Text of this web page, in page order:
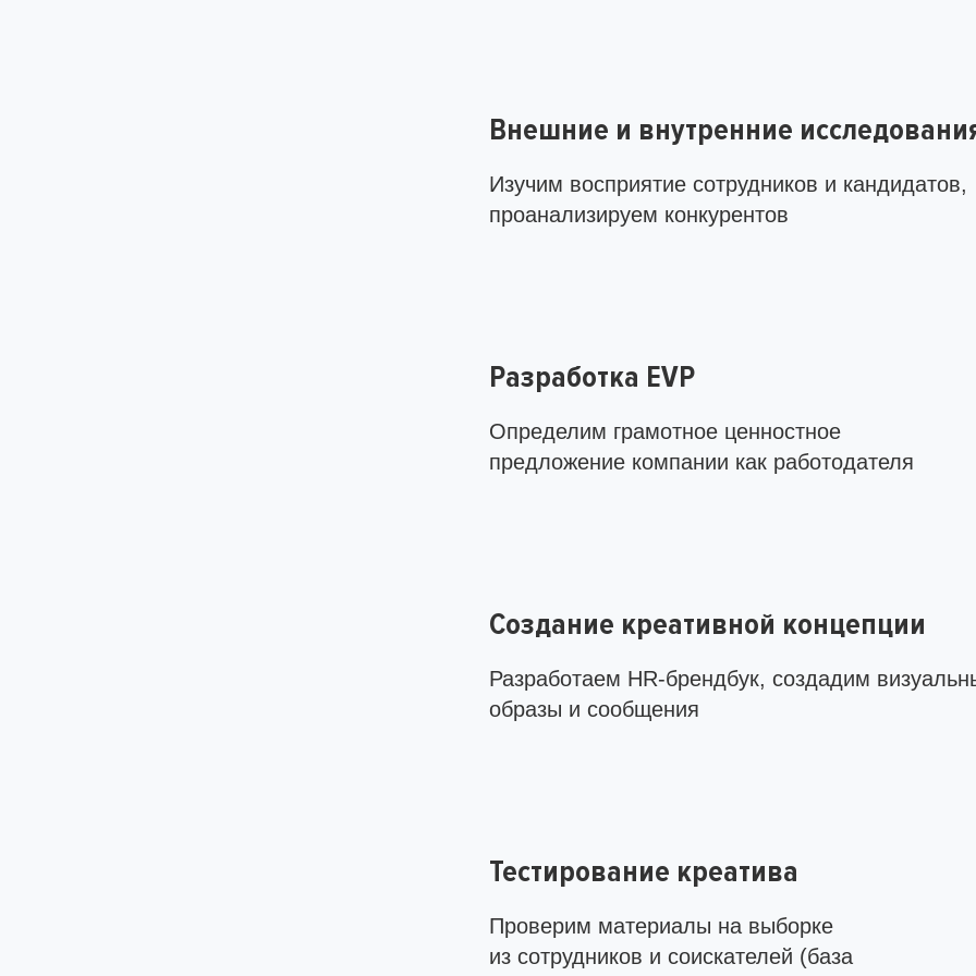
Внешние и внутренние
Изучим восприятие сотрудников и кандидатов,
проанализируем конкурентов
Разработка EVP
Определим грамотное ценностное
предложение компании как работодателя
Создание креативной концепции
Разработаем HR-брендбук, создадим
образы и сообщения
Тестирование креатива
Проверим материалы на выборке
из сотрудников и соискателей (база